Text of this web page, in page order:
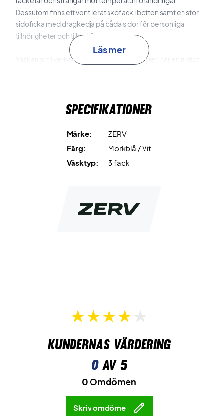
Dessutom finns ett ventilerat skofack i botten samt en stor
sidoficka med dragkedja på båda sidor för personliga
tillhörigheter och tillbehör.
Väskan är tillverkad i slitstark 1680D polyester, har en riktigt
ett riktigt bra pris!
Klar för träning och tävling – köp din ZERV
Färg: Blå och svart med vita detaljer.
Material: 1680D polyester.
Läs mer
Specifikationer
Märke:
ZERV
Färg:
Mörkblå / Vit
Väsktyp:
3 fack
Kundernas värdering
0av 5
0 Omdömen
Skriv omdöme